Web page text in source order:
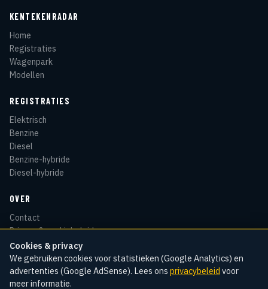
Cookies & privacy
We gebruiken cookies voor statistieken (Google Analytics) en
advertenties (Google AdSense). Lees ons privacybeleid voor
meer informatie.
KENTEKENRADAR
Home
Registraties
Wagenpark
Modellen
REGISTRATIES
Elektrisch
Benzine
Diesel
Benzine-hybride
Diesel-hybride
OVER
Contact
Privacy & cookiebeleid
Disclaimer
Sitemap